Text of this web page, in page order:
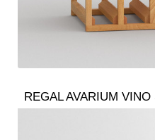
REGAL AVARIUM VINO